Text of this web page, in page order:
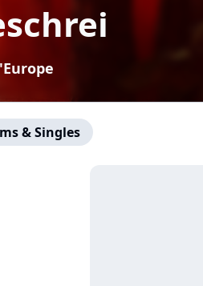
& Singles